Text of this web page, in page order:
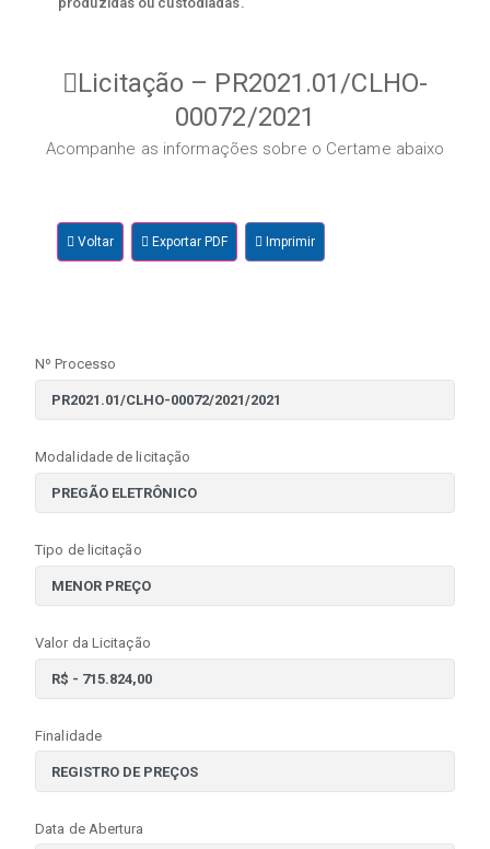
Licitação – PR2021.01/CLHO-
00072/2021
Acompanhe as informações sobre o Certame abaixo
Voltar Exportar PDF Imprimir
Nº Processo
Modalidade de licitação
Tipo de licitação
Valor da Licitação
Finalidade
Data de Abertura